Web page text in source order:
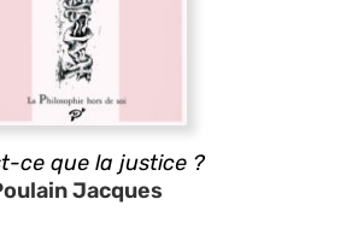
ce que la justice ?
Jacques